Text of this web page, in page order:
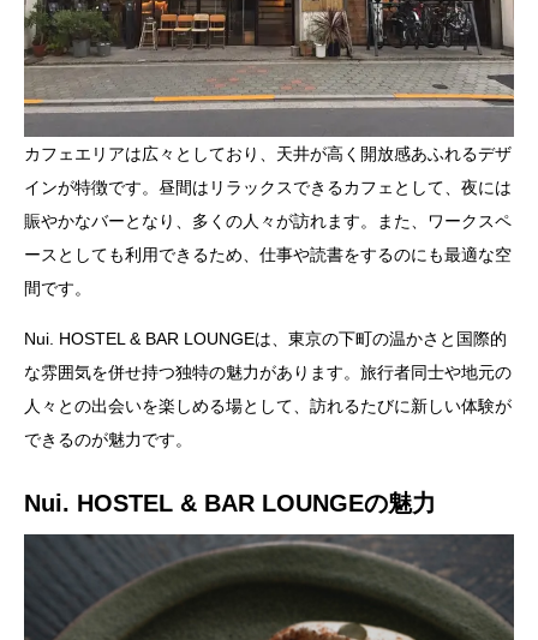
カフェエリアは広々としており、天井が高く開放感あふれるデザ
インが特徴です。昼間はリラックスできるカフェとして、夜には
賑やかなバーとなり、多くの人々が訪れます。また、ワークスペ
ースとしても利用できるため、仕事や読書をするのにも最適な空
間です。
Nui. HOSTEL & BAR LOUNGEは、東京の下町の温かさと国際的
な雰囲気を併せ持つ独特の魅力があります。旅行者同士や地元の
人々との出会いを楽しめる場として、訪れるたびに新しい体験が
できるのが魅力です。
Nui. HOSTEL & BAR LOUNGEの魅力